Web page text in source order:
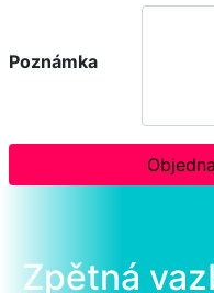
Poznámka
Zpětná